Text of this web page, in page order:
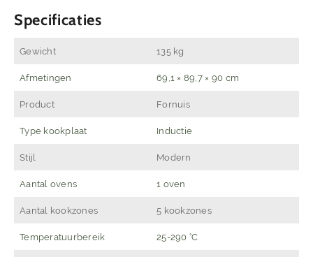
Specificaties
Gewicht 135 kg
Afmetingen 69,1 × 89,7 × 90 cm
Product Fornuis
Type kookplaat Inductie
Stijl Modern
Aantal ovens 1 oven
Aantal kookzones 5 kookzones
Temperatuurbereik 25-290 °C